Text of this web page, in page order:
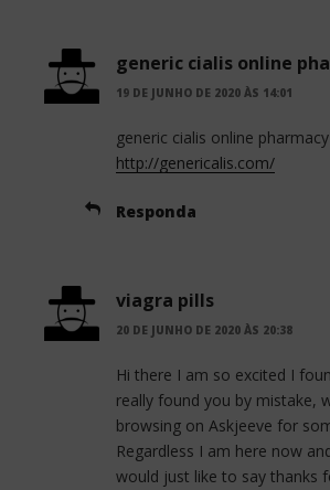
generic cialis online
19 DE JUNHO DE 2020 ÀS 14:01
generic cialis online pharmacy
http://genericalis.com/
Responda
viagra pills
20 DE JUNHO DE 2020 ÀS 20:38
Hi there I am so excited I
really found you by mistake,
browsing on Askjeeve for
Regardless I am here now
would just like to say thanks